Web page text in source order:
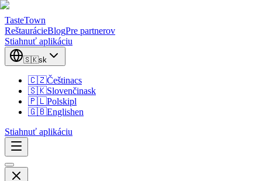
TasteTown
ReštaurácieBlogPre partnerov
Stiahnuť aplikáciu
🇸🇰sk
🇨🇿Češtinacs
🇸🇰Slovenčinask
🇵🇱Polskipl
🇬🇧Englishen
Stiahnuť aplikáciu